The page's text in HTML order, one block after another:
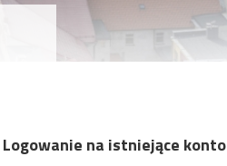
Logowanie na istniejące konto